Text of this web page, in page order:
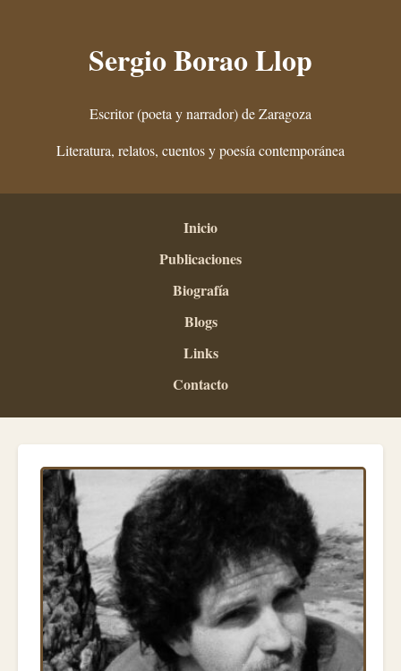
Sergio Borao Llop
Escritor (poeta y narrador) de Zaragoza
Literatura, relatos, cuentos y poesía contemporánea
Inicio
Publicaciones
Biografía
Blogs
Links
Contacto